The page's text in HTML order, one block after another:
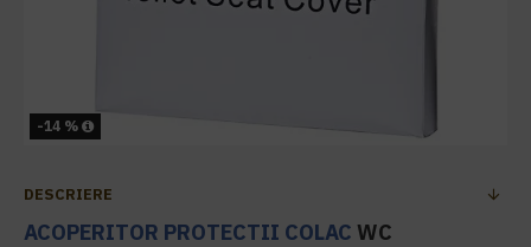
-14 %
DESCRIERE
ACOPERITOR PROTECTII COLAC WC